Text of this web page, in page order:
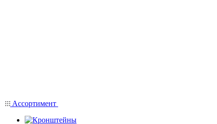
Ассортимент